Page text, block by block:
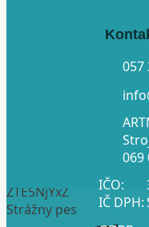
057
069
IČO:
IČ DPH:
ZTE5NjYxZ
Strážny pes